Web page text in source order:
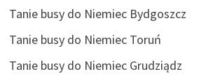
Tanie busy do Niemiec Bydgoszcz
Tanie busy do Niemiec Toruń
Tanie busy do Niemiec Grudziądz